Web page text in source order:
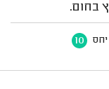
בחום.
יחס 10